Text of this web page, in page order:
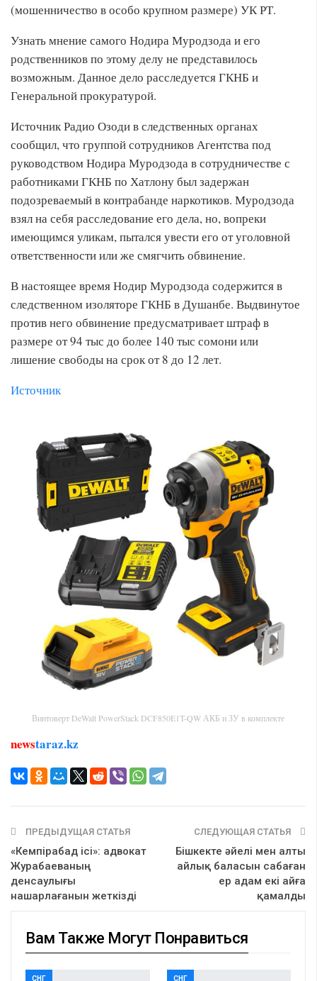
(мошенничество в особо крупном размере) УК РТ.
Узнать мнение самого Нодира Муродзода и его
родственников по этому делу не представилось
возможным. Данное дело расследуется ГКНБ и
Генеральной прокуратурой.
Источник Радио Озоди в следственных органах
сообщил, что группой сотрудников Агентства под
руководством Нодира Муродзода в сотрудничестве с
работниками ГКНБ по Хатлону был задержан
подозреваемый в контрабанде наркотиков. Муродзода
взял на себя расследование его дела, но, вопреки
имеющимся уликам, пытался увести его от уголовной
ответственности или же смягчить обвинение.
В настоящее время Нодир Муродзода содержится в
следственном изоляторе ГКНБ в Душанбе. Выдвинутое
против него обвинение предусматривает штраф в
размере от 94 тыс до более 140 тыс сомони или
лишение свободы на срок от 8 до 12 лет.
Источник
Винтоверт DeWalt PowerStack DCF850E1T-QW АКБ и ЗУ в комплекте
newstaraz.kz
ПРЕДЫДУЩАЯ СТАТЬЯ
«Кемпірабад ісі»: адвокат
Журабаеваның
денсаулығы
нашарлағанын жеткізді
СЛЕДУЮЩАЯ СТАТЬЯ
Бішкекте әйелі мен алты
айлық баласын сабаған
ер адам екі айға
қамалды
Вам Также Могут Понравиться
СНГ СНГ